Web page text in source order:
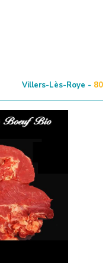
Villers-Lès-Roye - 80